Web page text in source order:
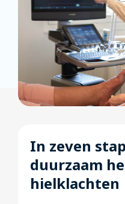
In zeven
duurzaam
hielklachten